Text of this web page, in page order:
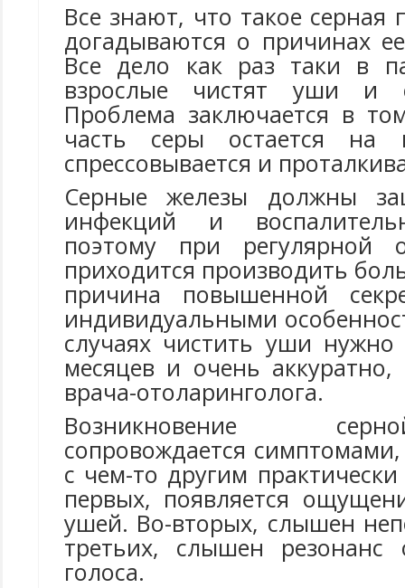
Все знают, что такое серная
догадываются о причинах
Все дело как раз таки в
взрослые чистят уши и
Проблема заключается в
часть серы остается на
спрессовывается и
Серные железы должны
инфекций и
поэтому при регулярной
приходится производить
причина повышенной
индивидуальными
случаях чистить уши нужно
месяцев и очень
врача-отоларинголога.
Возникновение
сопровождается
с чем-то другим
первых, появляется
ушей. Во-вторых, слышен
третьих, слышен резонанс
голоса.